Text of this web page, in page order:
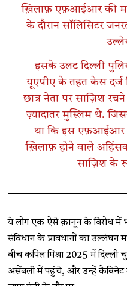
ख़िलाफ़ एफ़आईआर की
के दौरान सॉलिसिटर
इसके उलट दिल्ली
यूएपीए के तहत केस दर्ज
छात्र नेता पर साज़िश
ज़्यादातर मुस्लिम थे.
था कि इस एफ़आईआर
ख़िलाफ़ होने वाले
साज़िश के
ये लोग एक ऐसे क़ानून के विरोध में
संविधान के प्रावधानों का
बीच कपिल मिश्रा 2025 में
असेंबली में पहुंचे, और उन्हें कैबिनेट